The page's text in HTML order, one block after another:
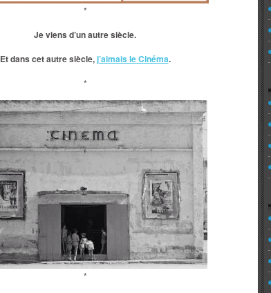
*
Je viens d’un autre siècle.
Et dans cet autre siècle,j’aimais le Cinéma.
*
*